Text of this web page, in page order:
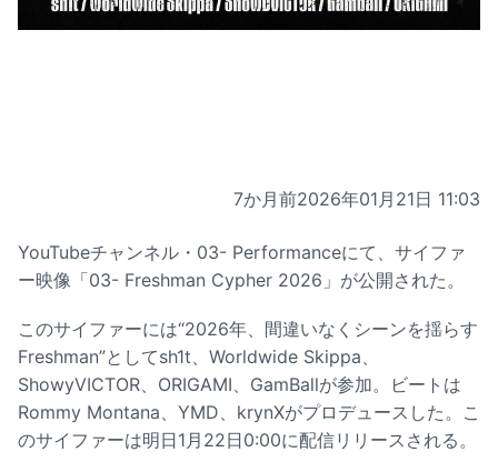
7か月前2026年01月21日 11:03
YouTubeチャンネル・03- Performanceにて、サイファ
ー映像「03- Freshman Cypher 2026」が公開された。
このサイファーには“2026年、間違いなくシーンを揺らす
Freshman”としてsh1t、Worldwide Skippa、
ShowyVICTOR、ORIGAMI、GamBallが参加。ビートは
Rommy Montana、YMD、krynXがプロデュースした。こ
のサイファーは明日1月22日0:00に配信リリースされる。